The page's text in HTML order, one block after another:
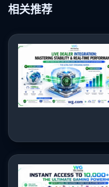
相关推荐